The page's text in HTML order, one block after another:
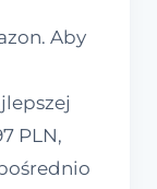
Aby
PLN,